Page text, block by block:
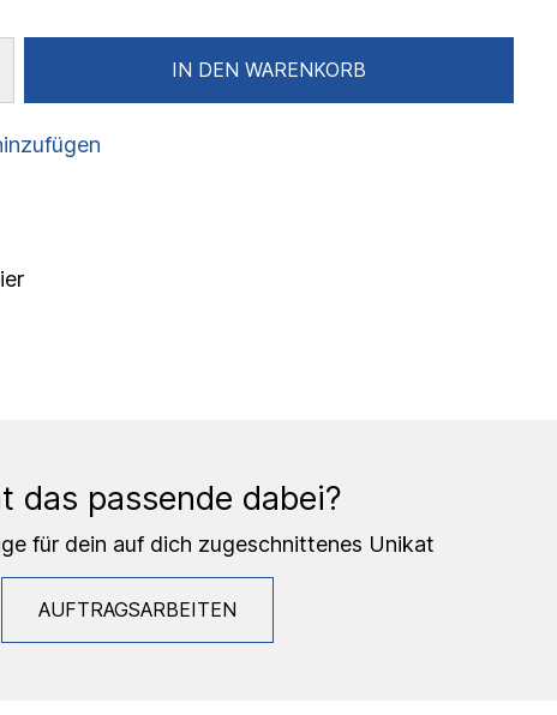
IN DEN WARENKORB
das passende dabei?
für dein auf dich zugeschnittenes Unikat
AUFTRAGSARBEITEN